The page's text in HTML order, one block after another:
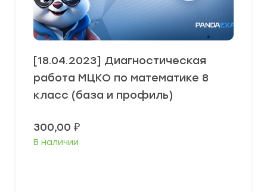
[18.04.2023] Диагностическая
работа МЦКО по математике 8
класс (база и профиль)
300,00 ₽
В наличии